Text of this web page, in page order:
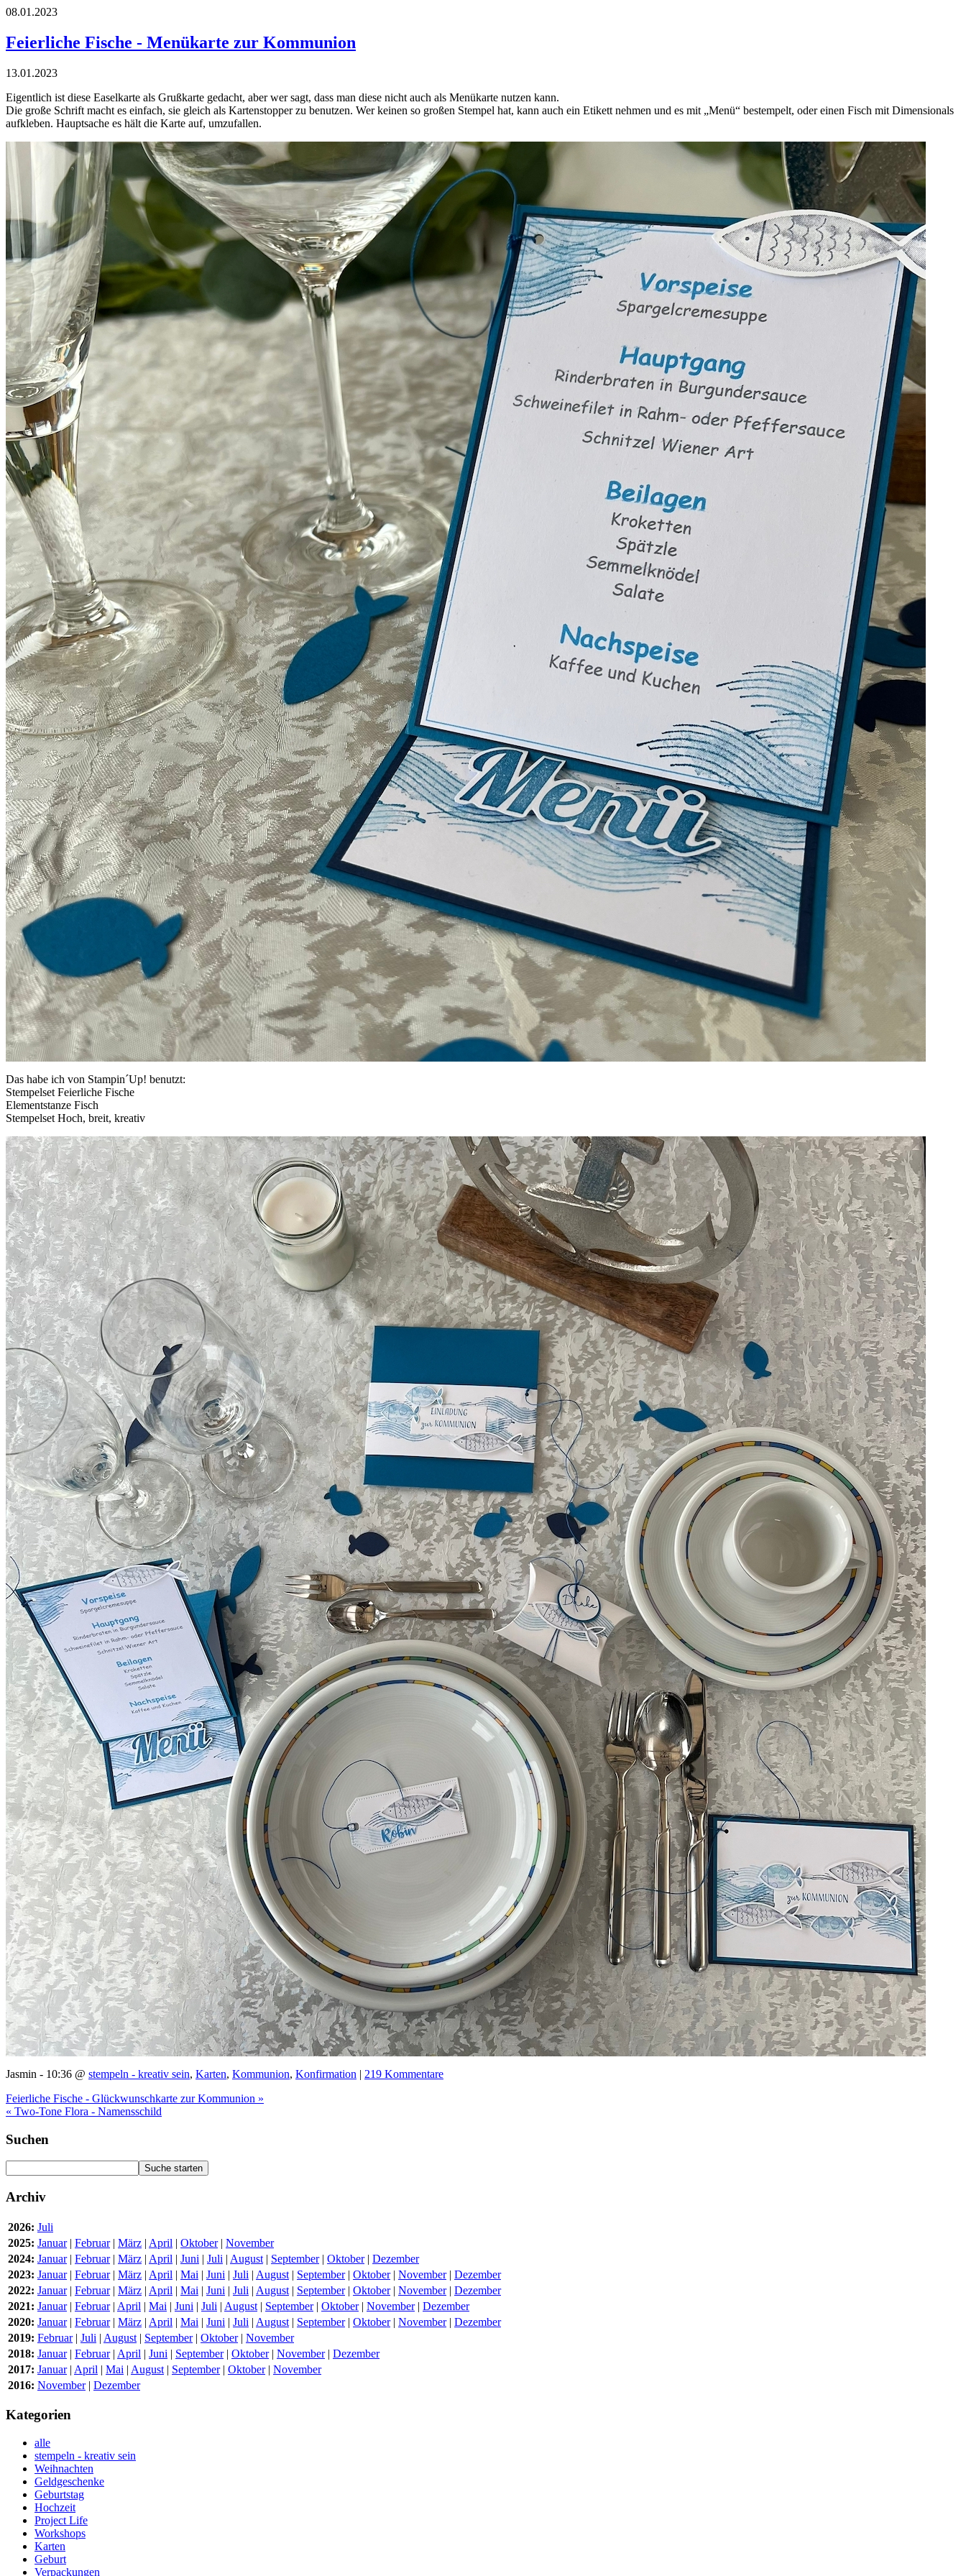
08.01.2023
Feierliche Fische - Menükarte zur Kommunion
13.01.2023
Eigentlich ist diese Easelkarte als Grußkarte gedacht, aber wer sagt, dass man diese nicht auch als Menükarte nutzen kann.
Die große Schrift macht es einfach, sie gleich als Kartenstopper zu benutzen. Wer keinen so großen Stempel hat, kann auch ein Etikett nehmen und es mit „Menü“ bestempelt, oder einen Fisch mit Dimensionals
aufkleben. Hauptsache es hält die Karte auf, umzufallen.
Das habe ich von Stampin´Up! benutzt:
Stempelset Feierliche Fische
Elementstanze Fisch
Stempelset Hoch, breit, kreativ
Jasmin - 10:36 @ stempeln - kreativ sein, Karten, Kommunion, Konfirmation | 219 Kommentare
Feierliche Fische - Glückwunschkarte zur Kommunion »
« Two-Tone Flora - Namensschild
Suchen
Archiv
2026: Juli
2025: Januar| Februar| März | April | Oktober| November
2024: Januar| Februar| März | April | Juni | Juli | August | September| Oktober| Dezember
2023: Januar| Februar| März | April | Mai | Juni | Juli | August | September| Oktober| November| Dezember
2022: Januar| Februar| März | April | Mai | Juni | Juli | August | September| Oktober| November| Dezember
2021: Januar| Februar| April | Mai | Juni | Juli | August | September| Oktober| November| Dezember
2020: Januar| Februar| März | April | Mai | Juni | Juli | August | September| Oktober| November| Dezember
2019: Februar| Juli | August | September| Oktober| November
2018: Januar| Februar| April | Juni | September| Oktober| November| Dezember
2017: Januar| April | Mai | August | September| Oktober| November
2016: November| Dezember
Kategorien
alle
stempeln - kreativ sein
Weihnachten
Geldgeschenke
Geburtstag
Hochzeit
Project Life
Workshops
Karten
Geburt
Verpackungen